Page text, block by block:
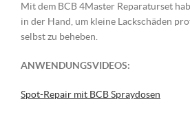
Mit dem BCB 4Master Reparaturset
in der Hand, um kleine Lackschäden
selbst zu beheben.
ANWENDUNGSVIDEOS:
Spot-Repair mit BCB Spraydosen